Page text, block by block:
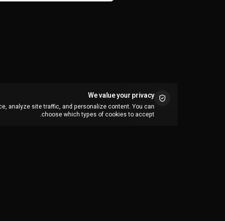
We value your privacy
analyze site traffic, and personalize content. You can
choose which types of cookies to accept.